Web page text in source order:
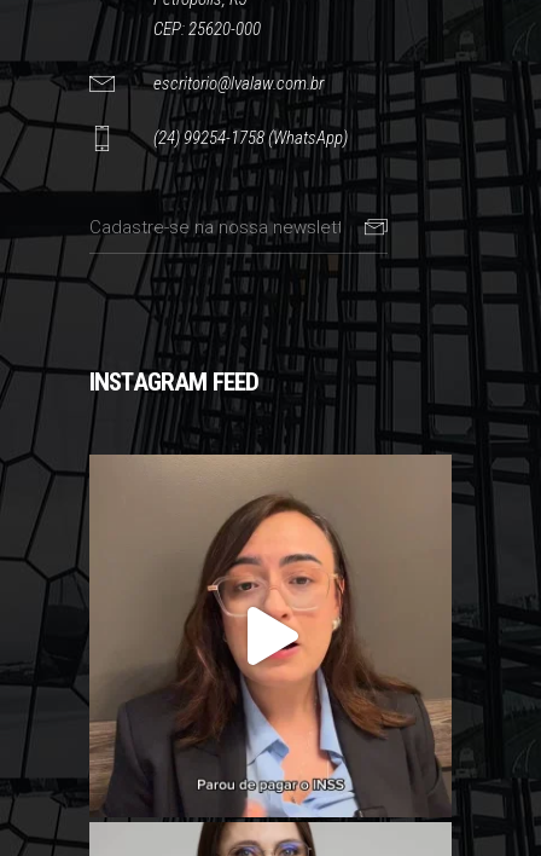
CEP: 25620-000
escritorio@lvalaw.com.br
(24) 99254-1758 (WhatsApp)
INSTAGRAM FEED